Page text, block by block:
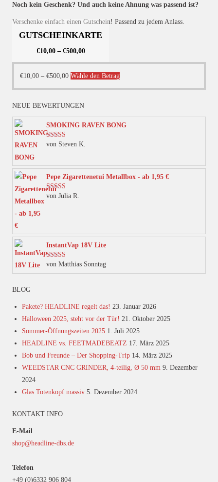
Noch kein Geschenk? Und auch keine Ahnung was passend ist?
Verschenke einfach einen Gutschein! Passend zu jedem Anlass.
GUTSCHEINKARTE
€10,00– €500,00
€10,00 – €500,00 Wähle den BetragDieses
Produkt
Varianten
können
werden
NEUE BEWERTUNGEN
SMOKING RAVEN BONG
Bewertet mit
von Steven K.
Pepe Zigarettenetui Metallbox - ab 1,95 €
Bewertet mit
von Julia R.
InstantVap 18V Lite
Bewertet mit
von Matthias Sonntag
BLOG
Pakete? HEADLINE regelt das! 23. Januar 2026
Halloween 2025, steht vor der Tür! 21. Oktober 2025
Sommer-Öffnungszeiten 2025 1. Juli 2025
HEADLINE vs. FEETMADEBEATZ 17. März 2025
Bob und Freunde – Der Shopping-Trip 14. März 2025
WEEDSTAR CNC GRINDER, 4-teilig, Ø 50 mm 9. Dezember
2024
Glas Totenkopf massiv 5. Dezember 2024
KONTAKT INFO
E-Mail
shop@headline-dbs.de
Telefon
+49 (0)6332 906 804